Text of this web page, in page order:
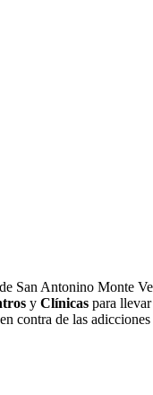
San Antonino Monte
y Clínicas para
contra de las